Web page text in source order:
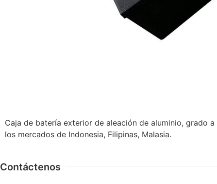
Caja de batería exterior de aleación de aluminio, grado
los mercados de Indonesia, Filipinas, Malasia.
Contáctenos